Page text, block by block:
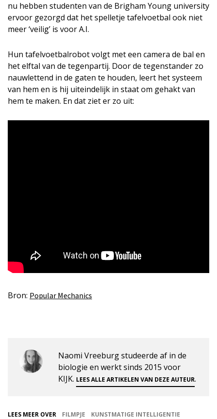
nu hebben studenten van de Brigham Young university
ervoor gezorgd dat het spelletje tafelvoetbal ook niet
meer ‘veilig’ is voor A.I.
Hun tafelvoetbalrobot volgt met een camera de bal en
het elftal van de tegenpartij. Door de tegenstander zo
nauwlettend in de gaten te houden, leert het systeem
van hem en is hij uiteindelijk in staat om gehakt van
hem te maken. En dat ziet er zo uit:
Bron: Popular Mechanics
Naomi Vreeburg studeerde af in de
biologie en werkt sinds 2015 voor
KIJK. LEES ALLE ARTIKELEN VAN DEZE AUTEUR.
LEES MEER OVER FILMPJE
KUNSTMATIGE INTELLIGENTIE